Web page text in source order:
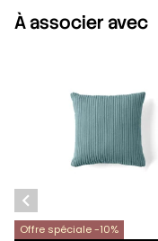
À associer avec
Offre spéciale -10%
